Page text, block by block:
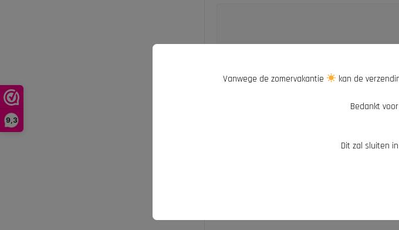
9,3
Vanwege de zomervakantie kan de
Bedankt
Dit zal sluiten in